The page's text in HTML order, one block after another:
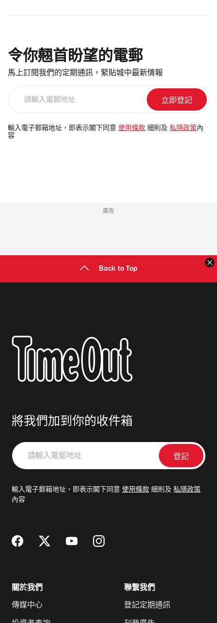
令你翹首盼望的電郵
馬上訂閱我們的定期通訊，緊貼城中最新情報
電
郵
輸入電子郵箱地址，即表示閣下同意 使用條款 細則及 私隱政策 內
容
廣告
Back to Top
將我們加到你的收件箱
請
輸
郵
輸入電子郵箱地址，即表示閣下同意 使用條款 細則及 私隱政策
內容
關於我們
傳媒中心
聯繫我們
登記定期通訊